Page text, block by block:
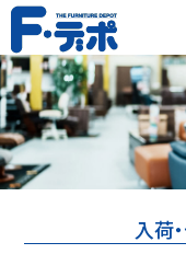
入荷